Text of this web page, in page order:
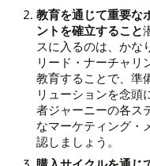
教育を通じて重要な
ントを確立すること
スに入るのは、かな
リード・ナーチャリ
教育することで、準
リューションを念頭
者ジャーニーの各ス
なマーケティング・
認しましょう。